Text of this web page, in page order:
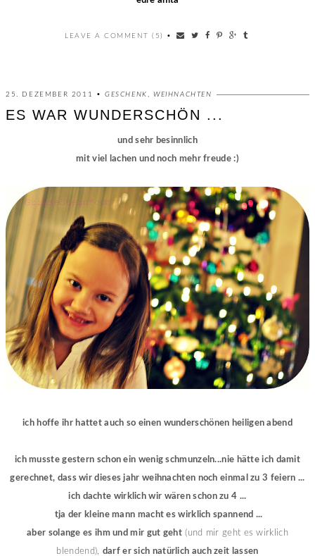
LEAVE A COMMENT (5) •
25. DEZEMBER 2011 • GESCHENK ,WEIHNACHTEN
ES WAR WUNDERSCHÖN ...
und sehr besinnlich
mit viel lachen und noch mehr freude :)
ich hoffe ihr hattet auch so einen wunderschönen heiligen abend
ich musste gestern schon ein wenig schmunzeln...nie hätte ich damit
gerechnet, dass wir dieses jahr weihnachten noch einmal zu 3 feiern ...
ich dachte wirklich wir wären schon zu 4 ...
tja der kleine mann macht es wirklich spannend ...
aber solange es ihm und mir gut geht (und mir geht es wirklich
blendend), darf er sich natürlich auch zeit lassen